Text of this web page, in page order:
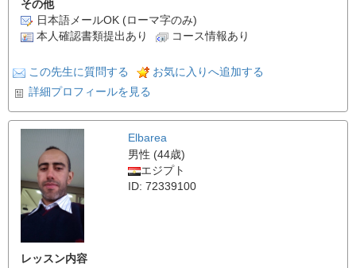
その他
日本語メールOK (ローマ字のみ)
本人確認書類提出あり
コース情報あり
この先生に質問する
お気に入りへ追加する
詳細プロフィールを見る
Elbarea
男性 (44歳)
エジプト
ID: 72339100
レッスン内容